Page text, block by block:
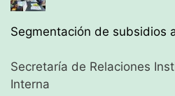
Segmentación de subsidios
Secretaría de Relaciones
Interna